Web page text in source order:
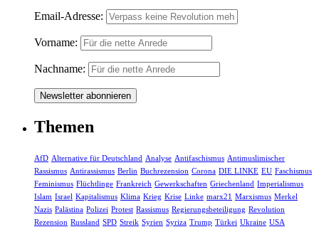
Email-Adresse:
Vorname:
Nachname:
Themen
AfD Alternative für Deutschland Analyse Antifaschismus Antimuslimischer
Rassismus Antirassismus Berlin Buchrezension Corona DIE LINKE EU Faschismus
Feminismus Flüchtlinge Frankreich Gewerkschaften Griechenland Imperialismus
Islam Israel Kapitalismus Klima Krieg Krise Linke marx21 Marxismus Merkel
Nazis Palästina Polizei Protest Rassismus Regierungsbeteiligung Revolution
Rezension Russland SPD Streik Syrien Syriza Trump Türkei Ukraine USA